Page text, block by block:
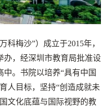
科梅沙”）成立于2015年，
办，经深圳市教育局批准设
。书院以培养“具有中国
人目标，坚持“创造成就未
文化底蕴与国际视野的教